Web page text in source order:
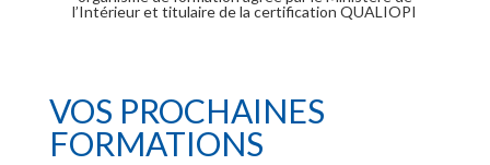
l’Intérieur et titulaire de la certification QUALIOPI
VOS PROCHAINES
FORMATIONS